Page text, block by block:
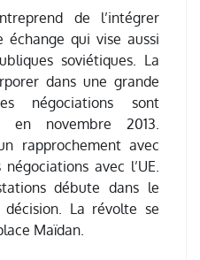
de l’intégrer
qui vise aussi
soviétiques. La
dans une grande
négociations sont
en novembre 2013.
rapprochement avec
avec l’UE.
débute dans le
La révolte se
Maïdan.